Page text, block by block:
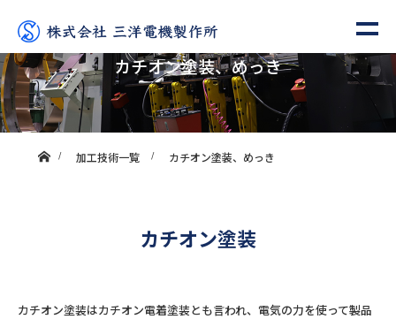
カチオン塗装、めっき
ホーム加工技術一覧 カチオン塗装、めっき
カチオン塗装
カチオン塗装はカチオン電着塗装とも言われ、電気の力を使って製品